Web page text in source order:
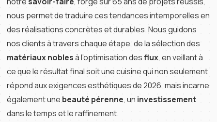
nous permet de traduire ces tendances intemporelles en
des réalisations concrètes et durables. Nous guidons
nos clients à travers chaque étape, de la sélection des
matériaux noblesà l’optimisation desflux, en veillant à
ce que le résultat final soit une cuisine qui non seulement
répond aux exigences esthétiques de 2026, mais incarne
également une beauté pérenne, un investissement
dans le temps et le raffinement.